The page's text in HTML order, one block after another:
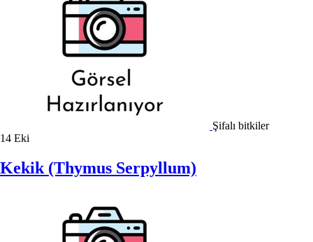
Şifalı bitkiler
14 Eki
Kekik (Thymus Serpyllum)